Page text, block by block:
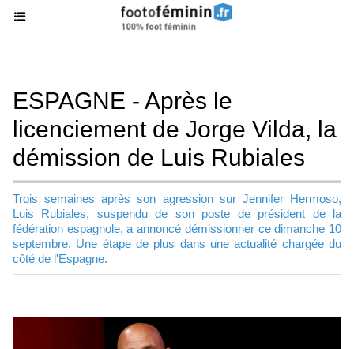
ESPAGNE - Après le
licenciement de Jorge Vilda, la
démission de Luis Rubiales
Trois semaines après son agression sur Jennifer Hermoso,
Luis Rubiales, suspendu de son poste de président de la
fédération espagnole, a annoncé démissionner ce dimanche 10
septembre. Une étape de plus dans une actualité chargée du
côté de l'Espagne.